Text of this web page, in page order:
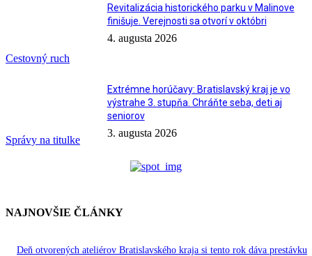
Cestovný ruch
Revitalizácia historického parku v Malinove
finišuje. Verejnosti sa otvorí v októbri
4. augusta 2026
Správy na titulke
Extrémne horúčavy: Bratislavský kraj je vo
výstrahe 3. stupňa. Chráňte seba, deti aj
seniorov
3. augusta 2026
NAJNOVŠIE ČLÁNKY
Deň otvorených ateliérov Bratislavského kraja si tento rok dáva prestávku